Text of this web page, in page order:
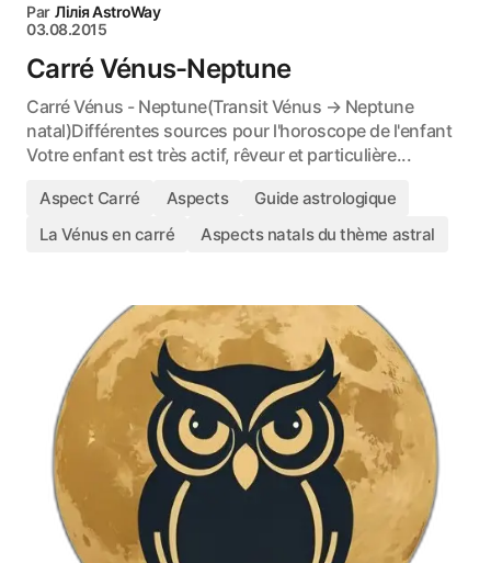
Par Лілія AstroWay
03.08.2015
Carré Vénus-Neptune
Carré Vénus - Neptune(Transit Vénus → Neptune
natal)Différentes sources pour l'horoscope de l'enfant
Votre enfant est très actif, rêveur et particulière...
Aspect Carré Aspects
Guide astrologique
La Vénus en carré
Aspects natals du thème astral